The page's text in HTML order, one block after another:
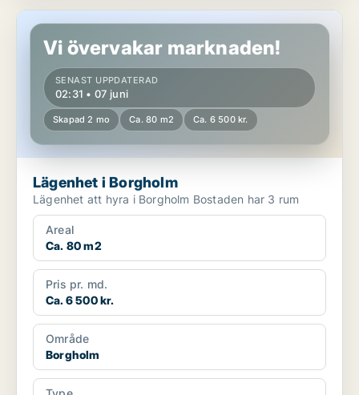
Lägenhet i Borgholm
Vi övervakar marknaden!
SENAST UPPDATERAD
02:31 • 07 juni
Skapad 2 mo Ca. 80 m2 Ca. 6 500 kr.
Lägenhet i Borgholm
Lägenhet att hyra i Borgholm Bostaden har 3 rum
Areal
Ca. 80 m2
Pris pr. md.
Ca. 6 500 kr.
Område
Borgholm